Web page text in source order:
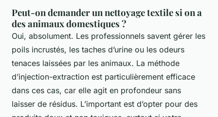
Peut-on demander un nettoyage textile si on a
des animaux domestiques ?
Oui, absolument. Les professionnels savent gérer les
poils incrustés, les taches d’urine ou les odeurs
tenaces laissées par les animaux. La méthode
d’injection-extraction est particulièrement efficace
dans ces cas, car elle agit en profondeur sans
laisser de résidus. L’important est d’opter pour des